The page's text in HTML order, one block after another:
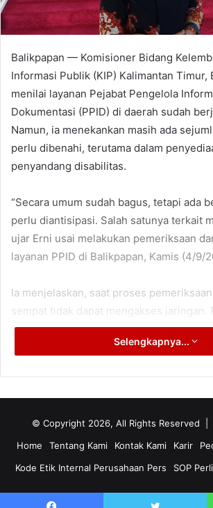
Balikpapan — Komisioner Bidang
Informasi Publik (KIP) Kalimantan Timur,
menilai layanan Pejabat Pengelola
Dokumentasi (PPID) di daerah sudah
Namun, ia menekankan masih ada
perlu dibenahi, terutama dalam
penyandang disabilitas.
“Secara umum sudah bagus, tetapi ada
perlu diantisipasi. Salah satunya terkait
ujar Erni usai melakukan pemeriksaan
layanan PPID di Balikpapan, Kamis (4/9/
Ia menjelaskan, saat proses
sempat tidak dapat mengakses jaringan.
kemudian menjelaskan bahwa kendala
pemadaman jaringan internal.
kantor wali kota atau bupati, bukan
Komunikasi dan Informatika
pemerintahan daerah.
Selengkapnya...
© Copyright 2026, All Rights Reserved |
Home
Tentang Kami Kontak Kami Karir
Kode Etik Internal Perusahaan Pers
SOP